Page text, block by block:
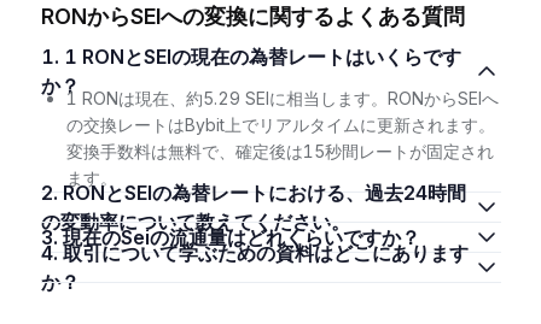
RONからSEIへの変換に関するよくある質問
1. 1 RONとSEIの現在の為替レートはいくらです
か？
1 RONは現在、約5.29 SEIに相当します。RONからSEIへ
の交換レートはBybit上でリアルタイムに更新されます。
変換手数料は無料で、確定後は15秒間レートが固定され
ます。
2. RONとSEIの為替レートにおける、過去24時間
の変動率について教えてください。
3. 現在のSeiの流通量はどれくらいですか？
4. 取引について学ぶための資料はどこにあります
か？